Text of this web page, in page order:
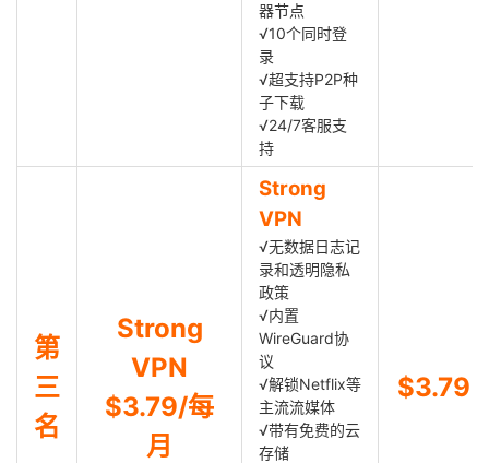
器节点
√10个同时登
录
√超支持P2P种
子下载
√24/7客服支
持
第
三
名
Strong
VPN
$3.79/每
月
Strong
VPN
√无数据日志记
录和透明隐私
政策
√内置
WireGuard协
议
√解锁Netflix等
主流流媒体
√带有免费的云
存储
$3.79